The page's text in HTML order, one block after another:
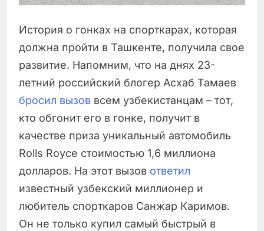
История о гонках на спорткарах, которая
должна пройти в Ташкенте, получила свое
развитие. Напомним, что на днях 23-
летний российский блогер Асхаб Тамаев
бросил вызов всем узбекистанцам – тот,
кто обгонит его в гонке, получит в
качестве приза уникальный автомобиль
Rolls Royce стоимостью 1,6 миллиона
долларов. На этот вызов ответил
известный узбекский миллионер и
любитель спорткаров Санжар Каримов.
Он не только купил самый быстрый в